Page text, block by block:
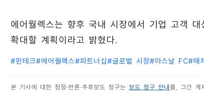
에어월렉스는 향후 국내 시장에서 기업 고객
확대할 계획이라고 밝혔다.
#핀테크#에어월렉스#파트너십#글로벌 시장#아스날 FC#매
본 기사에 대한 정정·반론·추후보도 청구는 보도 청구 안내 를, 그간 게